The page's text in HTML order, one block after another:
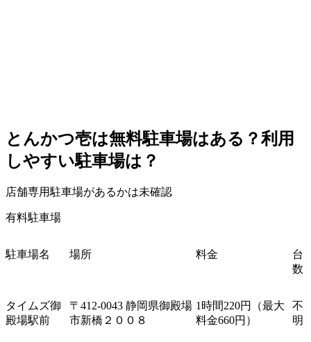
とんかつ壱は無料駐車場はある？利用
しやすい駐車場は？
店舗専用駐車場があるかは未確認
有料駐車場
駐車場名 場所 料金
台
数
タイムズ御
殿場駅前
〒 412-0043 静岡県御殿場
市新橋２００８
1時間220円（最大
料金660円）
不
明